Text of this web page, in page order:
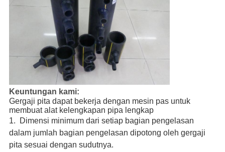
Keuntungan kami:
Gergaji pita dapat bekerja dengan mesin pas untuk
membuat alat kelengkapan pipa lengkap
1.
Dimensi minimum dari setiap bagian pengelasan
dalam jumlah bagian pengelasan dipotong oleh gergaji
pita sesuai dengan sudutnya.